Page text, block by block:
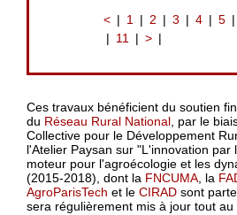
< 1 2 3 4 5
11
>
Ces travaux bénéficient du soutien
du Réseau Rural National, par le
Collective pour le Développement
l'Atelier Paysan sur "L'innovation par
moteur pour l'agroécologie et les
(2015-2018), dont la FNCUMA, la
AgroParisTech et le CIRAD sont
sera régulièrement mis à jour tout au